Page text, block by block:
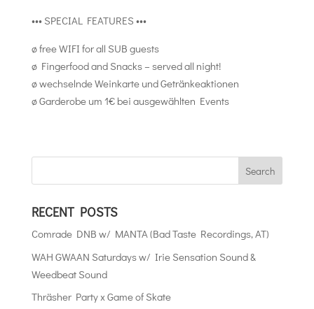
••• SPECIAL FEATURES •••
ø free WIFI for all SUB guests
ø Fingerfood and Snacks – served all night!
ø wechselnde Weinkarte und Getränkeaktionen
ø Garderobe um 1€ bei ausgewählten Events
RECENT POSTS
Comrade DNB w/ MANTA (Bad Taste Recordings, AT)
WAH GWAAN Saturdays w/ Irie Sensation Sound &
Weedbeat Sound
Thräsher Party x Game of Skate